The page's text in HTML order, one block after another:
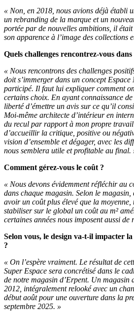
« Non, en 2018, nous avions déjà établi
un rebranding de la marque et un
portée par de nouvelles ambitions, il
son apparence à l’image des collections
Quels challenges rencontrez-vous
« Nous rencontrons des challenges
doit s’immerger dans un concept
participé. Il faut lui expliquer comment
certains choix. En ayant connaissance
liberté d’émettre un avis sur ce qu’il
Moi-même architecte d’intérieur en
du recul par rapport à mon propre
d’accueillir la critique, positive ou
vision d’ensemble et dégager, avec les
nous semblera utile et profitable au final.
Comment gérez-vous le coût ?
« Nous devons évidemment réfléchir au
dans chaque magasin. Selon le magasin,
avoir un coût plus élevé que la moyenne,
stabiliser sur le global un coût au m²
certaines années nous imposent aussi
Selon vous, le design va-t-il impacter
?
« On l’espère vraiment. Le résultat de
Super Espace sera concrétisé dans le
de notre magasin d’Erpent. Un magasin
2012, intégralement relooké avec un
début août pour une ouverture dans la
septembre 2025. »